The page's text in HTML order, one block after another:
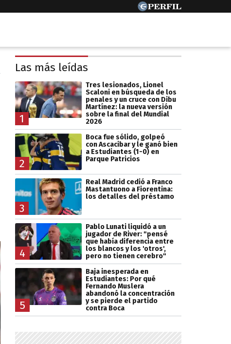
Las más leídas
1
Tres lesionados, Lionel
Scaloni en búsqueda de los
penales y un cruce con Dibu
Martínez: la nueva versión
sobre la final del Mundial
2026
2
Boca fue sólido, golpeó
con Ascacibar y le ganó bien
a Estudiantes (1-0) en
Parque Patricios
3
Real Madrid cedió a Franco
Mastantuono a Fiorentina:
los detalles del préstamo
4
Pablo Lunati liquidó a un
jugador de River: "pensé
que había diferencia entre
los blancos y los 'otros',
pero no tienen cerebro"
5
Baja inesperada en
Estudiantes: Por qué
Fernando Muslera
abandonó la concentración
y se pierde el partido
contra Boca